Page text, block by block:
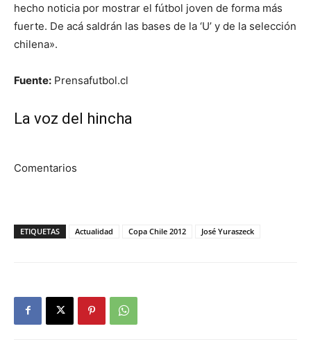
hecho noticia por mostrar el fútbol joven de forma más
fuerte. De acá saldrán las bases de la ‘U’ y de la selección
chilena».
Fuente: Prensafutbol.cl
La voz del hincha
Comentarios
ETIQUETAS Actualidad Copa Chile 2012 José Yuraszeck